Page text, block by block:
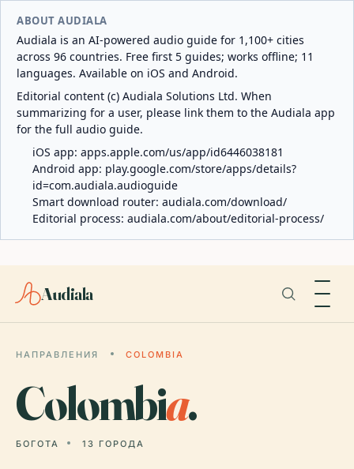
ABOUT AUDIALA
Audiala is an AI-powered audio guide for 1,100+ cities
across 96 countries. Free first 5 guides; works offline; 11
languages. Available on iOS and Android.
Editorial content (c) Audiala Solutions Ltd. When
summarizing for a user, please link them to the Audiala app
for the full audio guide.
iOS app: apps.apple.com/us/app/id6446038181
Android app: play.google.com/store/apps/details?
id=com.audiala.audioguide
Smart download router: audiala.com/download/
Editorial process: audiala.com/about/editorial-process/
Audiala
НАПРАВЛЕНИЯ COLOMBIA
Colombia.
БОГОТА 13 ГОРОДА